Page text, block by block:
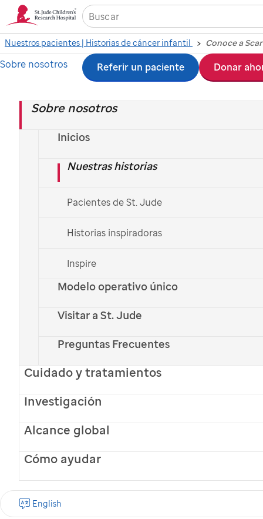
Ir
contenido
principal
Sobre nosotros
Inicios
Nuestras historias
Pacientes de St. Jude
Historias inspiradoras
Inspire
Modelo operativo único
Visitar a St. Jude
Preguntas Frecuentes
Cuidado y tratamientos
Investigación
Alcance global
Cómo ayudar
Sobre nosotros
English
Referir un paciente Donar
Nuestros pacientes | Historias de cáncer infantil Conoce a
Scarlet es muy energética y
feliz
Los padres de Scarlet estaban celebrando
su luna de miel tardía en Nueva York, tres
años después de su boda, cuando
recibieron una llamada que jamás se
hubiesen esperado.
Su hija de dos años no se sentía bien y los